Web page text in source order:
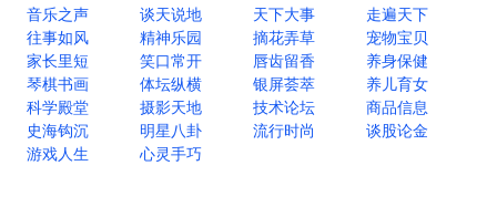
音乐之声
谈天说地 天下大事
走遍天下
往事如风
精神乐园 摘花弄草
宠物宝贝
家长里短
笑口常开 唇齿留香
养身保健
琴棋书画
体坛纵横 银屏荟萃
养儿育女
科学殿堂
摄影天地 技术论坛
商品信息
史海钩沉
明星八卦 流行时尚
谈股论金
游戏人生
心灵手巧